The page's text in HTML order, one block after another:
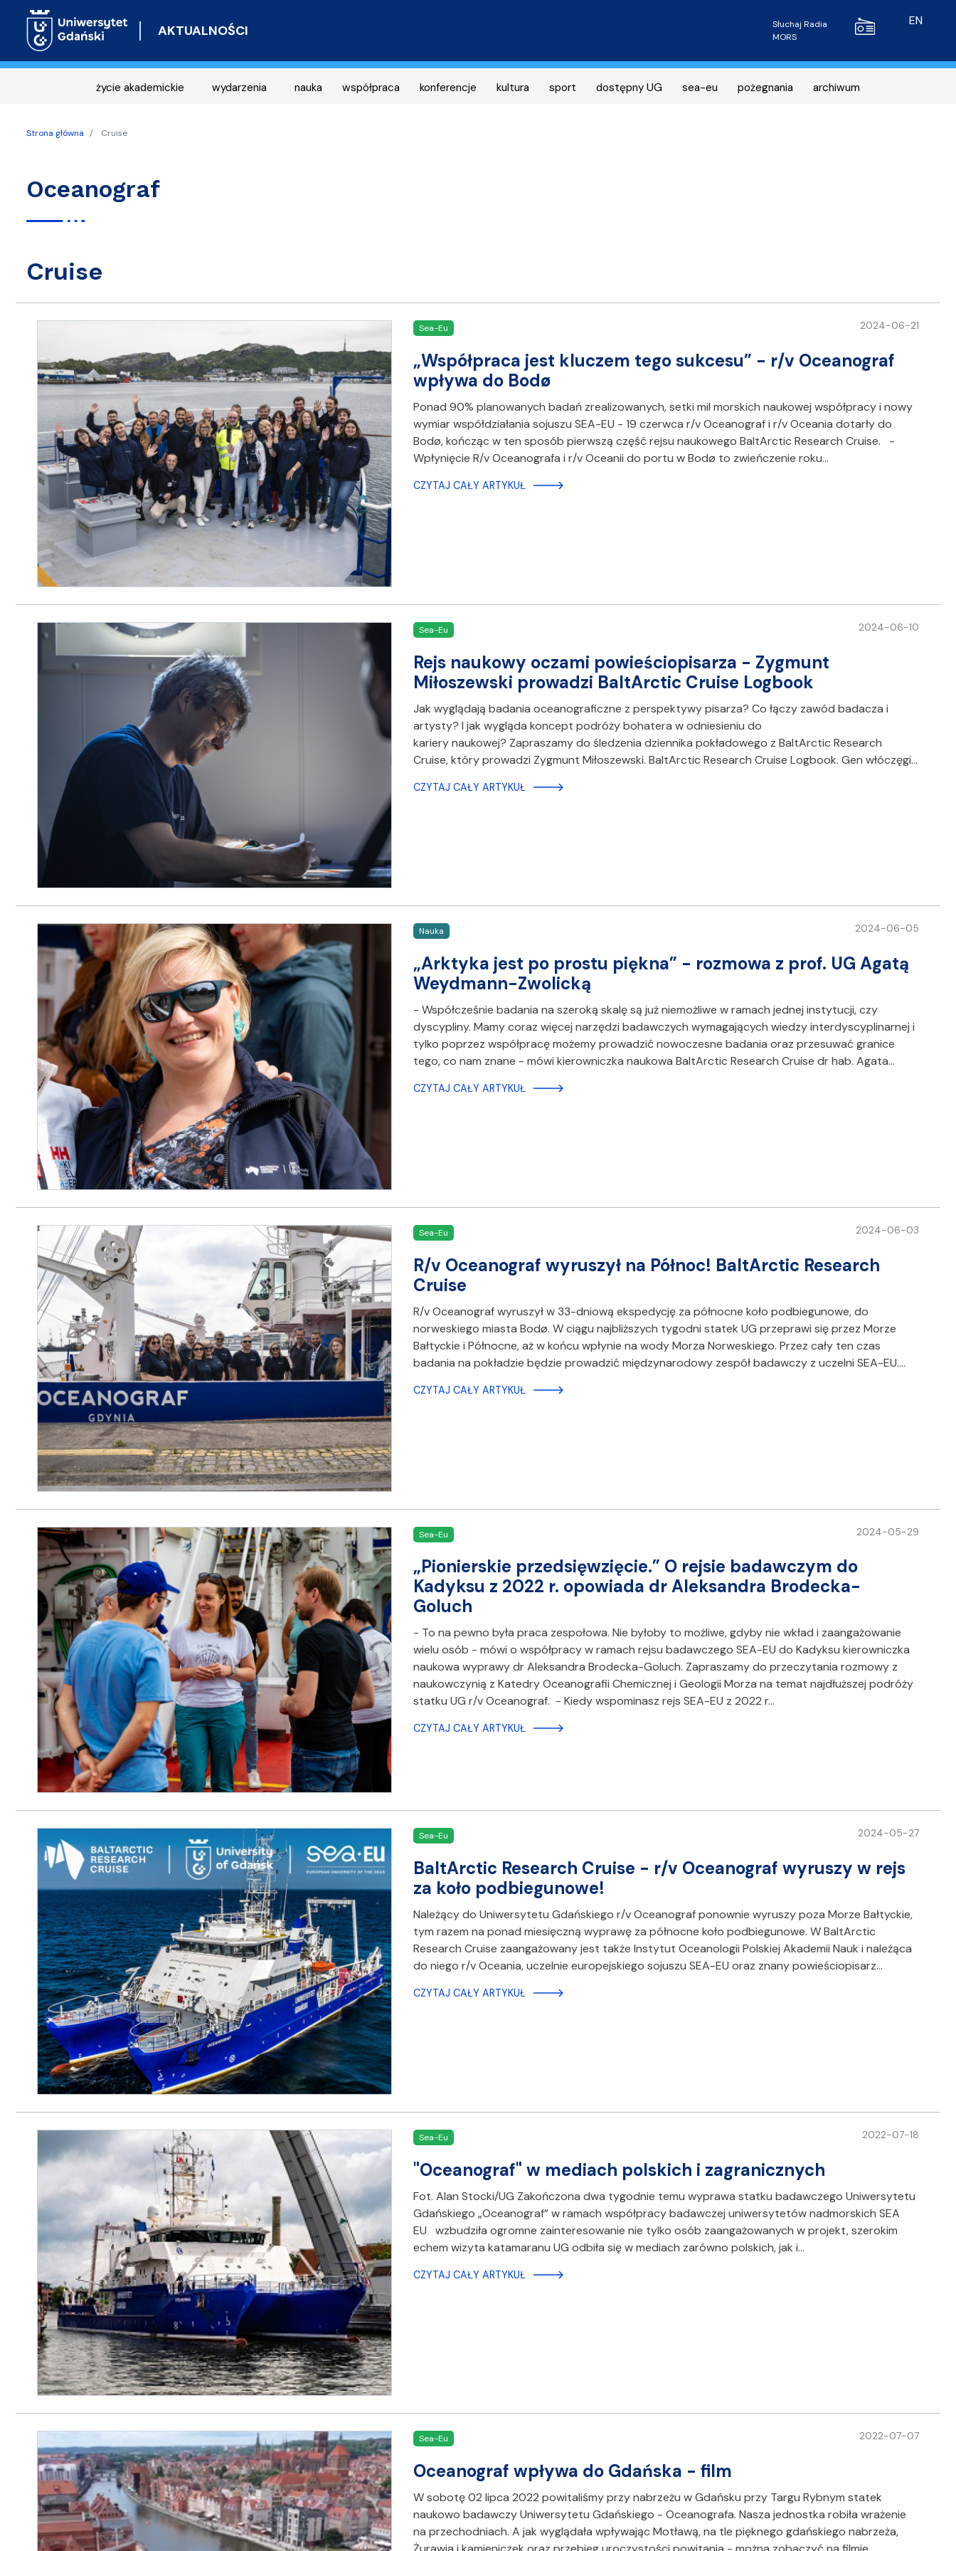
AKTUALNOŚCI Radio MORS
Słuchaj Radia
MORS
EN
życie akademickie wydarzenia nauka współpraca konferencje kultura sport dostępny UG sea-eu pożegnania archiwum
Strona główna Cruise
Oceanograf
Cruise
Sea-Eu 2024-06-21
„Współpraca jest kluczem tego sukcesu” - r/v Oceanograf
wpływa do Bodø
Ponad 90% planowanych badań zrealizowanych, setki mil morskich naukowej współpracy i nowy
wymiar współdziałania sojuszu SEA-EU - 19 czerwca r/v Oceanograf i r/v Oceania dotarły do
Bodø, kończąc w ten sposób pierwszą część rejsu naukowego BaltArctic Research Cruise. -
Wpłynięcie R/v Oceanografa i r/v Oceanii do portu w Bodø to zwieńczenie roku…
CZYTAJ CAŁY ARTYKUŁ
Sea-Eu 2024-06-10
Rejs naukowy oczami powieściopisarza - Zygmunt
Miłoszewski prowadzi BaltArctic Cruise Logbook
Jak wyglądają badania oceanograficzne z perspektywy pisarza? Co łączy zawód badacza i
artysty? I jak wygląda koncept podróży bohatera w odniesieniu do
kariery naukowej? Zapraszamy do śledzenia dziennika pokładowego z BaltArctic Research
Cruise, który prowadzi Zygmunt Miłoszewski. BaltArctic Research Cruise Logbook. Gen włóczęgi…
CZYTAJ CAŁY ARTYKUŁ
Nauka 2024-06-05
„Arktyka jest po prostu piękna” - rozmowa z prof. UG Agatą
Weydmann-Zwolicką
- Współcześnie badania na szeroką skalę są już niemożliwe w ramach jednej instytucji, czy
dyscypliny. Mamy coraz więcej narzędzi badawczych wymagających wiedzy interdyscyplinarnej i
tylko poprzez współpracę możemy prowadzić nowoczesne badania oraz przesuwać granice
tego, co nam znane - mówi kierowniczka naukowa BaltArctic Research Cruise dr hab. Agata…
CZYTAJ CAŁY ARTYKUŁ
Sea-Eu 2024-06-03
R/v Oceanograf wyruszył na Północ! BaltArctic Research
Cruise
R/v Oceanograf wyruszył w 33-dniową ekspedycję za północne koło podbiegunowe, do
norweskiego miasta Bodø. W ciągu najbliższych tygodni statek UG przeprawi się przez Morze
Bałtyckie i Północne, aż w końcu wpłynie na wody Morza Norweskiego. Przez cały ten czas
badania na pokładzie będzie prowadzić międzynarodowy zespół badawczy z uczelni SEA-EU.…
CZYTAJ CAŁY ARTYKUŁ
Sea-Eu 2024-05-29
„Pionierskie przedsięwzięcie.” O rejsie badawczym do
Kadyksu z 2022 r. opowiada dr Aleksandra Brodecka-
Goluch
- To na pewno była praca zespołowa. Nie byłoby to możliwe, gdyby nie wkład i zaangażowanie
wielu osób - mówi o współpracy w ramach rejsu badawczego SEA-EU do Kadyksu kierowniczka
naukowa wyprawy dr Aleksandra Brodecka-Goluch. Zapraszamy do przeczytania rozmowy z
naukowczynią z Katedry Oceanografii Chemicznej i Geologii Morza na temat najdłuższej podróży
statku UG r/v Oceanograf. - Kiedy wspominasz rejs SEA-EU z 2022 r…
CZYTAJ CAŁY ARTYKUŁ
Sea-Eu 2024-05-27
BaltArctic Research Cruise - r/v Oceanograf wyruszy w rejs
za koło podbiegunowe!
Należący do Uniwersytetu Gdańskiego r/v Oceanograf ponownie wyruszy poza Morze Bałtyckie,
tym razem na ponad miesięczną wyprawę za północne koło podbiegunowe. W BaltArctic
Research Cruise zaangażowany jest także Instytut Oceanologii Polskiej Akademii Nauk i należąca
do niego r/v Oceania, uczelnie europejskiego sojuszu SEA-EU oraz znany powieściopisarz…
CZYTAJ CAŁY ARTYKUŁ
Sea-Eu 2022-07-18
"Oceanograf" w mediach polskich i zagranicznych
Fot. Alan Stocki/UG Zakończona dwa tygodnie temu wyprawa statku badawczego Uniwersytetu
Gdańskiego „Oceanograf” w ramach współpracy badawczej uniwersytetów nadmorskich SEA
EU wzbudziła ogromne zainteresowanie nie tylko osób zaangażowanych w projekt, szerokim
echem wizyta katamaranu UG odbiła się w mediach zarówno polskich, jak i…
CZYTAJ CAŁY ARTYKUŁ
Sea-Eu 2022-07-07
Oceanograf wpływa do Gdańska - film
W sobotę 02 lipca 2022 powitaliśmy przy nabrzeżu w Gdańsku przy Targu Rybnym statek
naukowo badawczy Uniwersytetu Gdańskiego - Oceanografa. Nasza jednostka robiła wrażenie
na przechodniach. A jak wyglądała wpływając Motławą, na tle pięknego gdańskiego nabrzeża,